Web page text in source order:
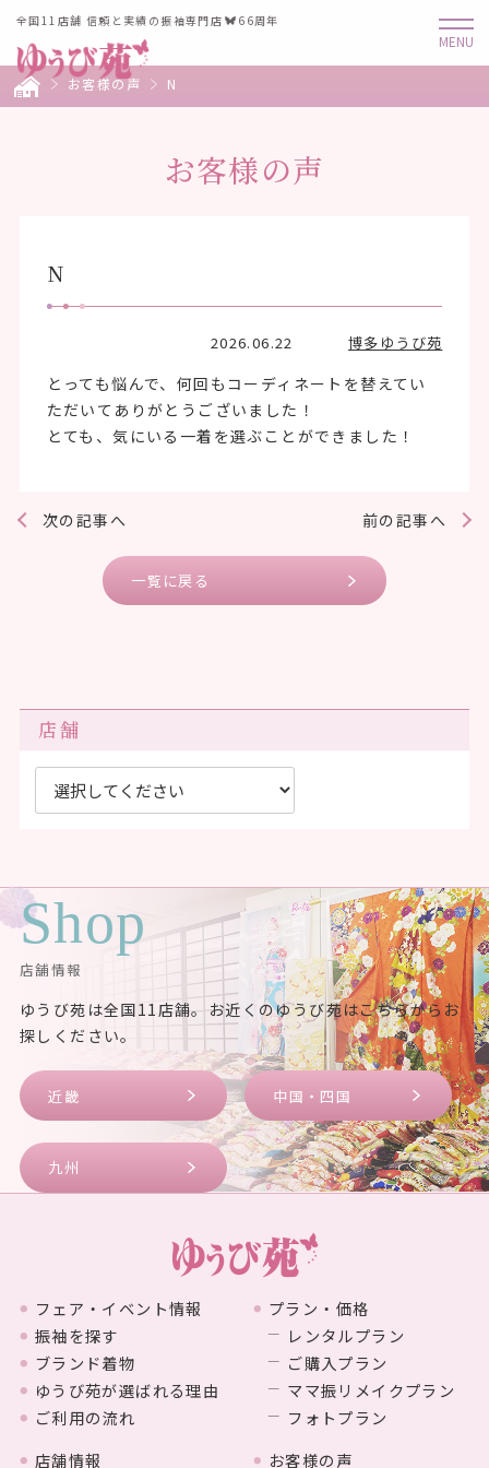
全国11店舗 信頼と実績の振袖専門店 66周年
お客様の声 N
お客様の声
N
2026.06.22 博多ゆうび苑
とっても悩んで、何回もコーディネートを替えてい
ただいてありがとうございました！
とても、気にいる一着を選ぶことができました！
前の記事へ
次の記事へ
一覧に戻る
店舗
Shop
店舗情報
ゆうび苑は全国11店舗。お近くのゆうび苑はこちらからお
探しください。
近畿 中国・四国
九州
フェア・イベント情報
振袖を探す
ブランド着物
ゆうび苑が選ばれる理由
ご利用の流れ
プラン・価格
レンタルプラン
ご購入プラン
ママ振リメイクプラン
フォトプラン
店舗情報
お客様の声